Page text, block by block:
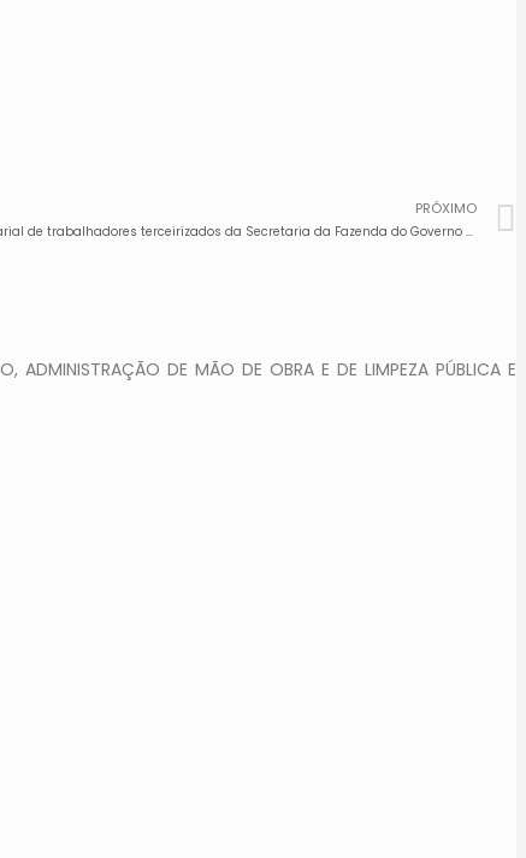
PRÓXIMO
Sindicato cobra pagamento de rescisão salarial de trabalhadores terceirizados da Secretaria da Fazenda do Governo do Estado
ADMINISTRAÇÃO DE MÃO DE OBRA E DE LIMPEZA PÚBLICA E